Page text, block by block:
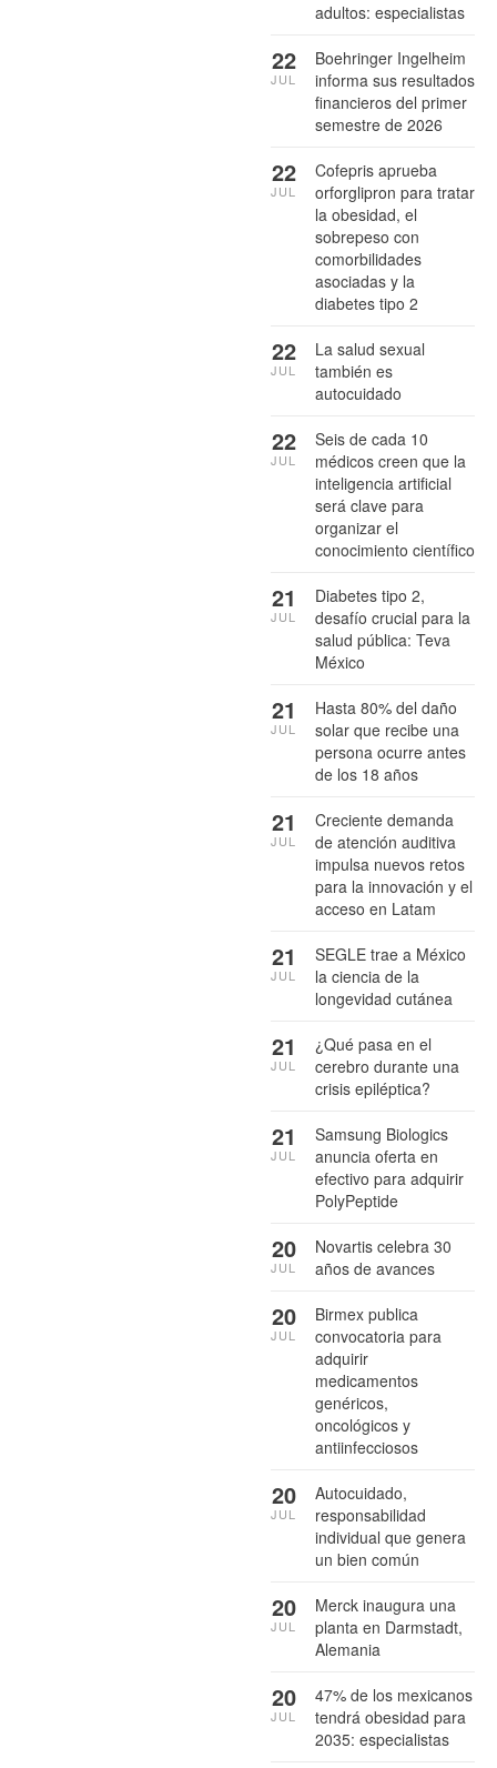
adultos: especialistas
Boehringer Ingelheim
informa sus resultados
financieros del primer
semestre de 2026
22
JUL
Cofepris aprueba
orforglipron para tratar
la obesidad, el
sobrepeso con
comorbilidades
asociadas y la
diabetes tipo 2
22
JUL
La salud sexual
también es
autocuidado
22
JUL
Seis de cada 10
médicos creen que la
inteligencia artificial
será clave para
organizar el
conocimiento científico
22
JUL
Diabetes tipo 2,
desafío crucial para la
salud pública: Teva
México
21
JUL
Hasta 80% del daño
solar que recibe una
persona ocurre antes
de los 18 años
21
JUL
Creciente demanda
de atención auditiva
impulsa nuevos retos
para la innovación y el
acceso en Latam
21
JUL
SEGLE trae a México
la ciencia de la
longevidad cutánea
21
JUL
¿Qué pasa en el
cerebro durante una
crisis epiléptica?
21
JUL
Samsung Biologics
anuncia oferta en
efectivo para adquirir
PolyPeptide
21
JUL
Novartis celebra 30
años de avances
20
JUL
Birmex publica
convocatoria para
adquirir
medicamentos
genéricos,
oncológicos y
antiinfecciosos
20
JUL
Autocuidado,
responsabilidad
individual que genera
un bien común
20
JUL
Merck inaugura una
planta en Darmstadt,
Alemania
20
JUL
47% de los mexicanos
tendrá obesidad para
2035: especialistas
20
JUL